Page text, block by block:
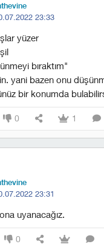
23:33
yüzer
bıraktım"
yani bazen onu
bir konumda
0 1
23:31
uyanacağız.
0